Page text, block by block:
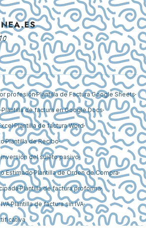
profesiónPlantilla de Factura Google Sheets
Plantilla de factura en Google Docs
Plantilla de factura Word
Plantilla de Recibo
del sujeto pasivo
EstimadoPlantilla de Orden de Compra
Plantilla de factura proforma
Plantilla de factura sin IVA